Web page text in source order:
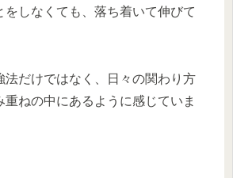
をしなくても、落ち着いて伸びて
法だけではなく、日々の関わり方
重ねの中にあるように感じていま